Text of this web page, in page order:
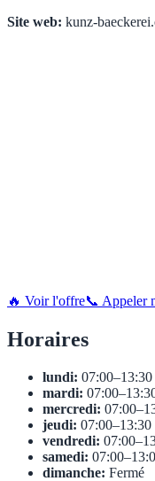
Site web: kunz-
🔥 Voir l'offre📞 Appeler
Horaires
lundi: 07:00–13:30
mardi:
mercredi:
jeudi: 07:00–13:30
vendredi:
samedi:
dimanche: Fermé